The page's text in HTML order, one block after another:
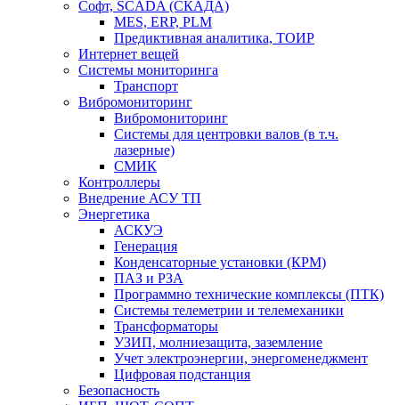
Софт, SCADA (СКАДА)
MES, ERP, PLM
Предиктивная аналитика, ТОИР
Интернет вещей
Системы мониторинга
Транспорт
Вибромониторинг
Вибромониторинг
Системы для центровки валов (в т.ч.
лазерные)
СМИК
Контроллеры
Внедрение АСУ ТП
Энергетика
АСКУЭ
Генерация
Конденсаторные установки (КРМ)
ПАЗ и РЗА
Программно технические комплексы (ПТК)
Системы телеметрии и телемеханики
Трансформаторы
УЗИП, молниезащита, заземление
Учет электроэнергии, энергоменеджмент
Цифровая подстанция
Безопасность